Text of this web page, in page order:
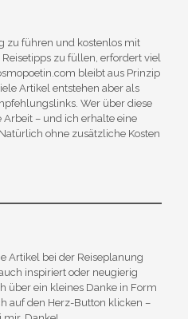
zu führen und kostenlos mit
zu füllen, erfordert viel
bleibt aus Prinzip
Artikel entstehen aber als
Wer über diese
– und ich erhalte eine
ohne zusätzliche Kosten
Artikel bei der Reiseplanung
inspiriert oder neugierig
über ein kleines Danke in Form
auf den Herz-Button klicken –